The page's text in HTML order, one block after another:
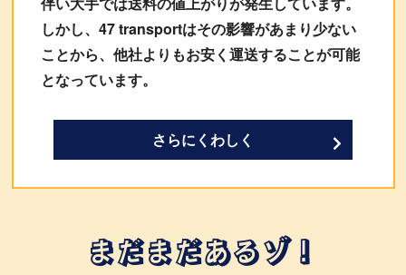
しかし、47 transportはその影響があまり少ない
ことから、他社よりもお安く運送することが可能
となっています。
さらにくわしく
まだまだあるゾ！